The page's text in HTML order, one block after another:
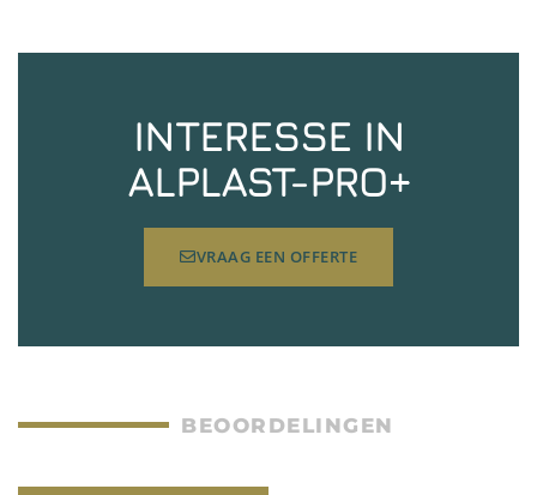
INTERESSE IN
ALPLAST-PRO+
VRAAG EEN OFFERTE
BEOORDELINGEN